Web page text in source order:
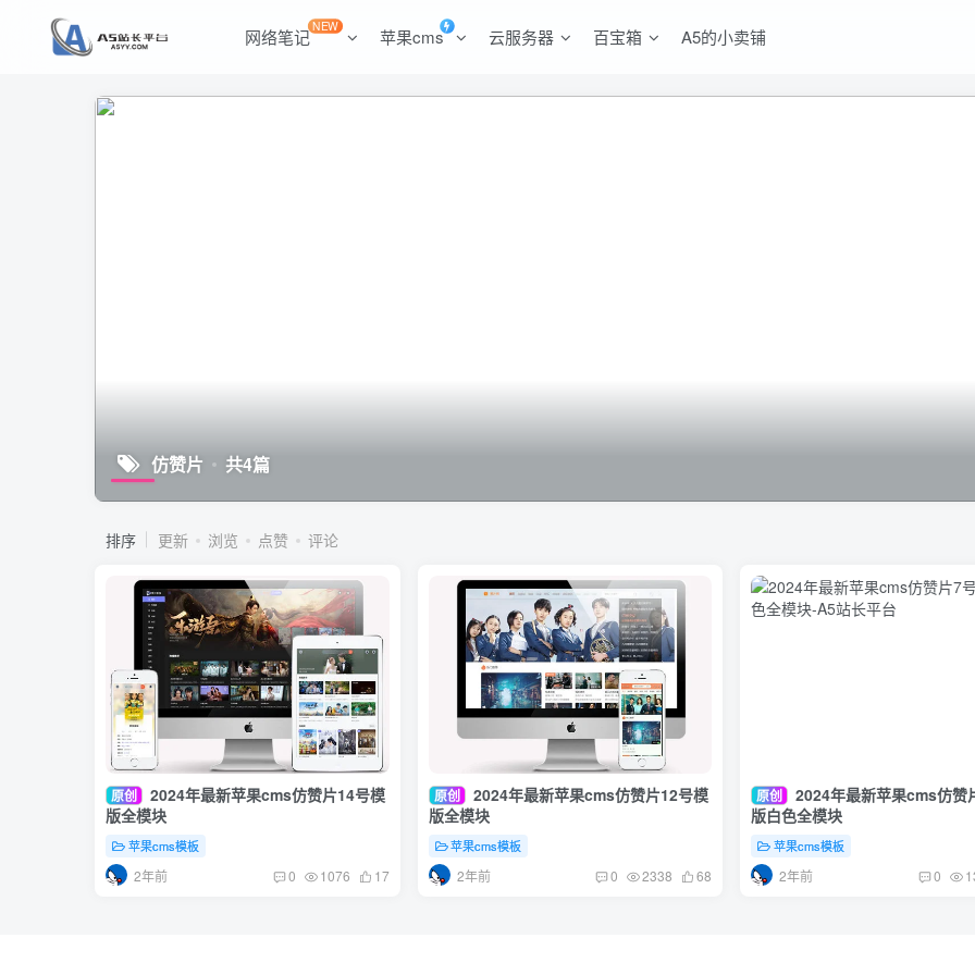
网络笔记NEW 苹果cms 云服务器 百宝箱 A5的小卖铺
仿赞片 共4篇
排序 更新 浏览 点赞 评论
原创
2024年最新苹果cms仿赞片14号模
版全模块
苹果cms模板
2年前 0 1076 17
原创
2024年最新苹果cms仿赞片12号模
版全模块
苹果cms模板
2年前 0 2338 68
原创
2024年最新苹果cms仿赞
版白色全模块
苹果cms模板
2年前 0